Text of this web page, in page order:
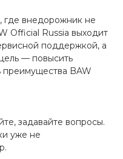
где внедорожник не
Official Russia выходит
поддержкой, а
— повысить
преимущества BAW
задавайте вопросы.
уже не